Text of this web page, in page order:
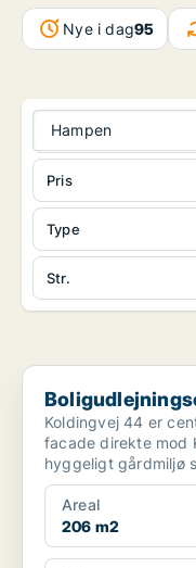
Nye i dag95
Hampen
Type
Str.
Pris
Boligudlejningsejendom
Koldingvej 44 er
facade direkte mod
hyggeligt gårdmiljø
Bleggaardsgade.
Areal
206 m2